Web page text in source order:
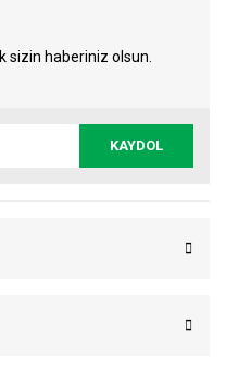
sizin haberiniz olsun.
KAYDOL